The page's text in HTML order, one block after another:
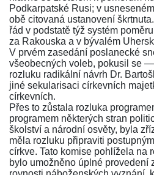
Podkarpatské Rusi; v
obě citovaná ustanovení
řád v podstatě týž systém
za Rakouska a v bývalém
V prvém zasedání poslanecké
všeobecných voleb, pokusil se
rozluku radikální návrh Dr.
jiné sekularisaci církevních
církevních.
Přes to zůstala rozluka
programem některých stran
školství a národní osvěty, byla
měla rozluku připraviti
církve. Tato komise pohlížela na
bylo umožněno úplné provedení